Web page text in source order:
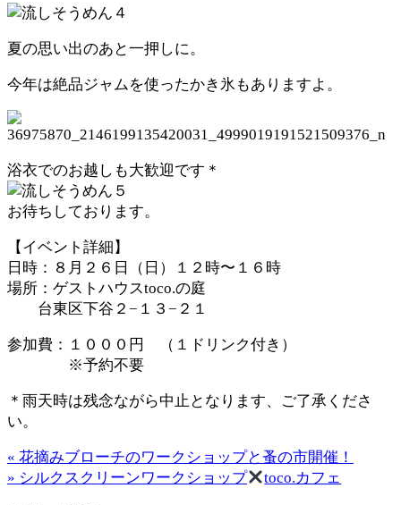
夏の思い出のあと一押しに。
今年は絶品ジャムを使ったかき氷もありますよ。
浴衣でのお越しも大歓迎です＊
お待ちしております。
【イベント詳細】
日時：８月２６日（日）１２時〜１６時
場所：ゲストハウスtoco.の庭
台東区下谷２−１３−２１
参加費：１０００円 （１ドリンク付き）
※予約不要
＊雨天時は残念ながら中止となります、ご了承くださ
い。
« 花摘みブローチのワークショップと蚤の市開催！
» シルクスクリーンワークショップ
toco.カフェ